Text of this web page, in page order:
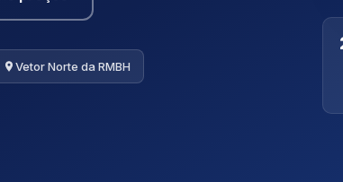
Vetor Norte da RMBH